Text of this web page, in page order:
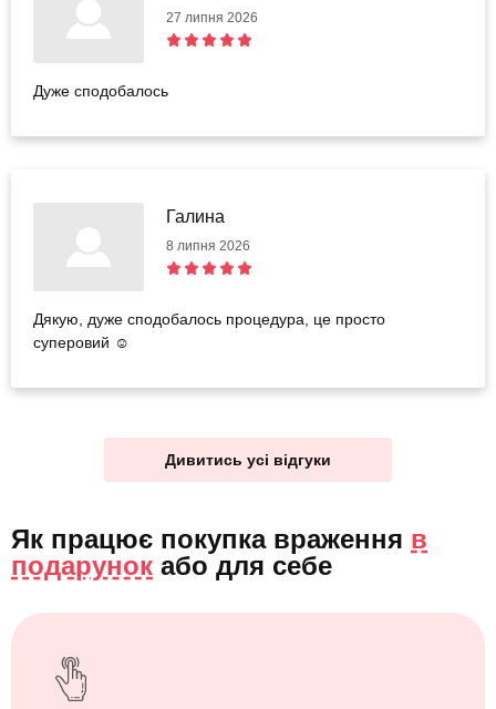
27 липня 2026
Дуже сподобалось
Галина
8 липня 2026
Дякую, дуже сподобалось процедура, це просто
суперовий ☺️
Дивитись усі відгуки
Як працює покупка враження в
подарунок або для себе